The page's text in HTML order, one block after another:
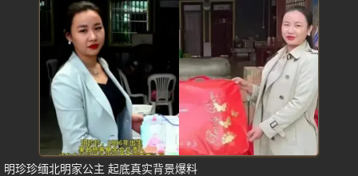
明珍珍缅北明家公主 起底真实背景爆料